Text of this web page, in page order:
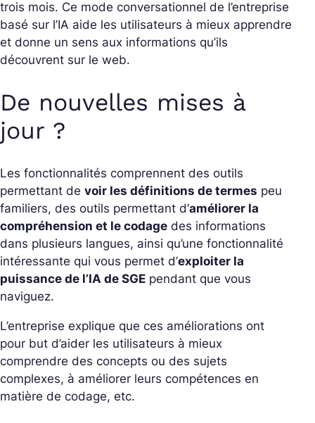
trois mois. Ce mode conversationnel de l’entreprise
basé sur l’IA aide les utilisateurs à mieux apprendre
et donne un sens aux informations qu’ils
découvrent sur le web.
De nouvelles mises à
jour ?
Les fonctionnalités comprennent des outils
permettant de voir les définitions de termes peu
familiers, des outils permettant d’améliorer la
compréhension et le codage des informations
dans plusieurs langues, ainsi qu’une fonctionnalité
intéressante qui vous permet d’exploiter la
puissance de l’IA de SGE pendant que vous
naviguez.
L’entreprise explique que ces améliorations ont
pour but d’aider les utilisateurs à mieux
comprendre des concepts ou des sujets
complexes, à améliorer leurs compétences en
matière de codage, etc.